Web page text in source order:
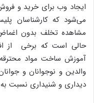
ایجاد وب برای خرید و
می‌شود که کارشناسان
مشاهده تخلف بدون
حالی است که برخی از
آموزش ساخت مواد
والدین و نوجوانان و
دیداری و شنیداری نسبت